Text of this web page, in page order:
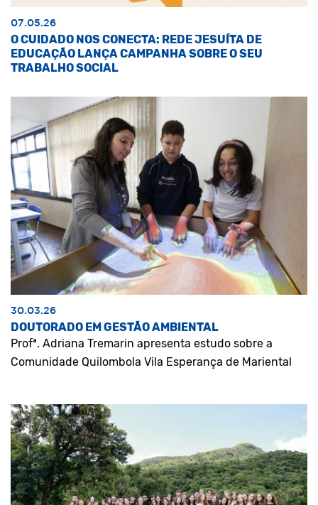
07.05.26
O CUIDADO NOS CONECTA: REDE JESUÍTA DE
EDUCAÇÃO LANÇA CAMPANHA SOBRE O SEU
TRABALHO SOCIAL
30.03.26
DOUTORADO EM GESTÃO AMBIENTAL
Profª. Adriana Tremarin apresenta estudo sobre a
Comunidade Quilombola Vila Esperança de Mariental